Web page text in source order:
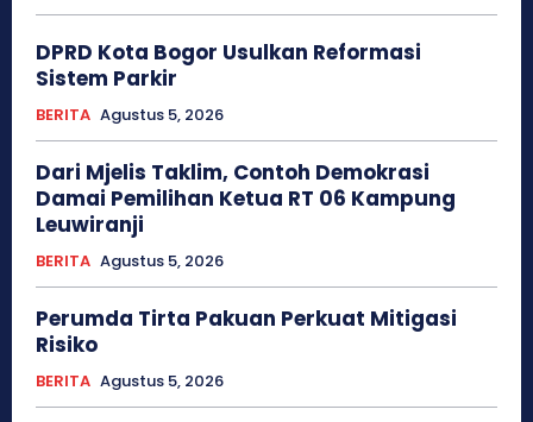
DPRD Kota Bogor Usulkan Reformasi
Sistem Parkir
BERITA Agustus 5, 2026
Dari Mjelis Taklim, Contoh Demokrasi
Damai Pemilihan Ketua RT 06 Kampung
Leuwiranji
BERITA Agustus 5, 2026
Perumda Tirta Pakuan Perkuat Mitigasi
Risiko
BERITA Agustus 5, 2026